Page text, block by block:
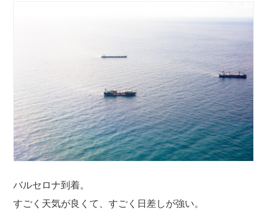
バルセロナ到着。
すごく天気が良くて、すごく日差しが強い。